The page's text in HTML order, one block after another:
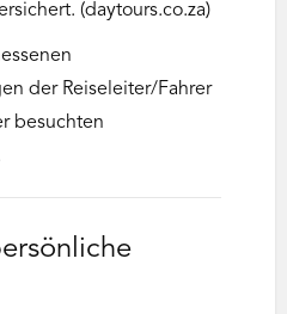
(daytours.co.za)
der Reiseleiter/Fahrer
besuchten